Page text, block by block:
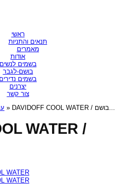
ראשי
תנאים והתניות
מאמרים
אודות
בשמים לנשים
בושם-לגבר
בשמים נדירים
יצרנים
צור קשר
» DAVIDOFF COOL WATER / בושם...
WATER /